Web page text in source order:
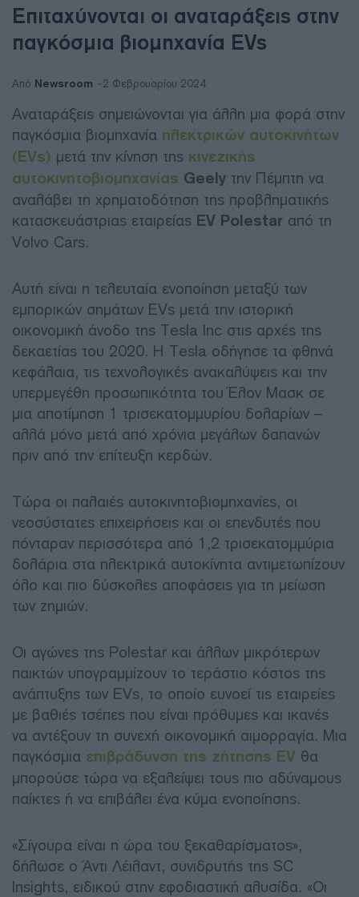
Επιταχύνονται οι αναταράξεις στην
παγκόσμια βιομηχανία EVs
Από Newsroom 2 Φεβρουαρίου 2024
Αναταράξεις σημειώνονται για άλλη μια φορά στην
παγκόσμια βιομηχανία ηλεκτρικών αυτοκινήτων
(EVs) μετά την κίνηση της κινεζικής
αυτοκινητοβιομηχανίας Geely την Πέμπτη να
αναλάβει τη χρηματοδότηση της προβληματικής
κατασκευάστριας εταιρείας EV Polestar από τη
Volvo Cars.
Αυτή είναι η τελευταία ενοποίηση μεταξύ των
εμπορικών σημάτων EVs μετά την ιστορική
οικονομική άνοδο της Tesla Inc στις αρχές της
δεκαετίας του 2020. Η Tesla οδήγησε τα φθηνά
κεφάλαια, τις τεχνολογικές ανακαλύψεις και την
υπερμεγέθη προσωπικότητα του Έλον Μασκ σε
μια αποτίμηση 1 τρισεκατομμυρίου δολαρίων –
αλλά μόνο μετά από χρόνια μεγάλων δαπανών
πριν από την επίτευξη κερδών.
Τώρα οι παλαιές αυτοκινητοβιομηχανίες, οι
νεοσύστατες επιχειρήσεις και οι επενδυτές που
πόνταραν περισσότερα από 1,2 τρισεκατομμύρια
δολάρια στα ηλεκτρικά αυτοκίνητα αντιμετωπίζουν
όλο και πιο δύσκολες αποφάσεις για τη μείωση
των ζημιών.
Οι αγώνες της Polestar και άλλων μικρότερων
παικτών υπογραμμίζουν το τεράστιο κόστος της
ανάπτυξης των EVs, το οποίο ευνοεί τις εταιρείες
με βαθιές τσέπες που είναι πρόθυμες και ικανές
να αντέξουν τη συνεχή οικονομική αιμορραγία. Μια
παγκόσμια επιβράδυνση της ζήτησης EV θα
μπορούσε τώρα να εξαλείψει τους πιο αδύναμους
παίκτες ή να επιβάλει ένα κύμα ενοποίησης.
«Σίγουρα είναι η ώρα του ξεκαθαρίσματος»,
δήλωσε ο Άντι Λέιλαντ, συνιδρυτής της SC
Insights, ειδικού στην εφοδιαστική αλυσίδα. «Οι